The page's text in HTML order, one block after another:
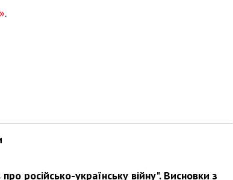
.
російсько-українську війну". Висновки з